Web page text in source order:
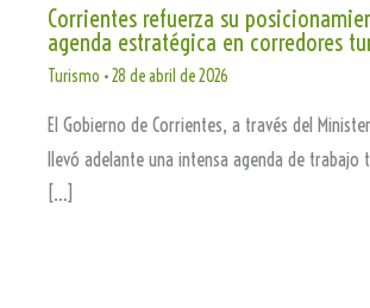
Corrientes refuerza su
agenda estratégica en corredores
Turismo •28 de abril de 2026
El Gobierno de Corrientes, a través del
llevó adelante una intensa agenda de trabajo
[…]